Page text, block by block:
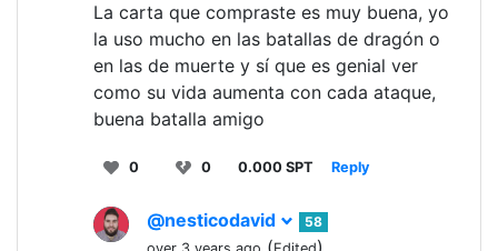
La carta que compraste es muy buena, yo
la uso mucho en las batallas de dragón o
en las de muerte y sí que es genial ver
como su vida aumenta con cada ataque,
buena batalla amigo
0 0 0.000 SPT Reply
@nesticodavid
58